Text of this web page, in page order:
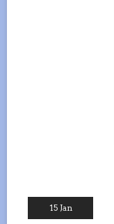
15 Jan